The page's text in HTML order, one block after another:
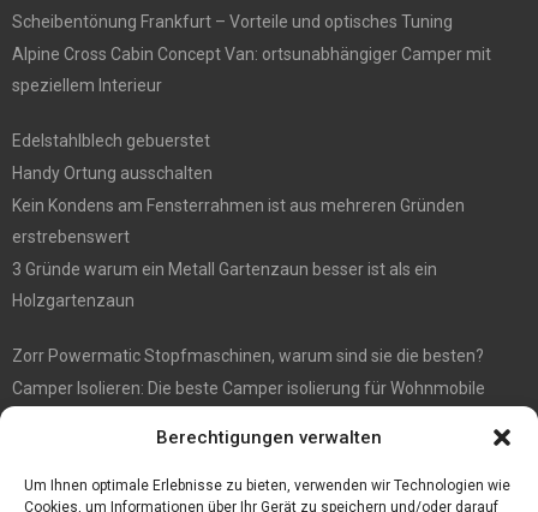
Berechtigungen verwalten
Um Ihnen optimale Erlebnisse zu bieten, verwenden wir Technologien wie
Cookies, um Informationen über Ihr Gerät zu speichern und/oder darauf
Scheibentönung Frankfurt – Vorteile und optisches Tuning
Alpine Cross Cabin Concept Van: ortsunabhängiger Camper mit
speziellem Interieur
Edelstahlblech gebuerstet
Handy Ortung ausschalten
Kein Kondens am Fensterrahmen ist aus mehreren Gründen
erstrebenswert
3 Gründe warum ein Metall Gartenzaun besser ist als ein
Holzgartenzaun
Zorr Powermatic Stopfmaschinen, warum sind sie die besten?
Camper Isolieren: Die beste Camper isolierung für Wohnmobile
Immobilienmakler Gökay Gündüz
Masterarbeit auf Englisch: Anleitung zum Verfassen